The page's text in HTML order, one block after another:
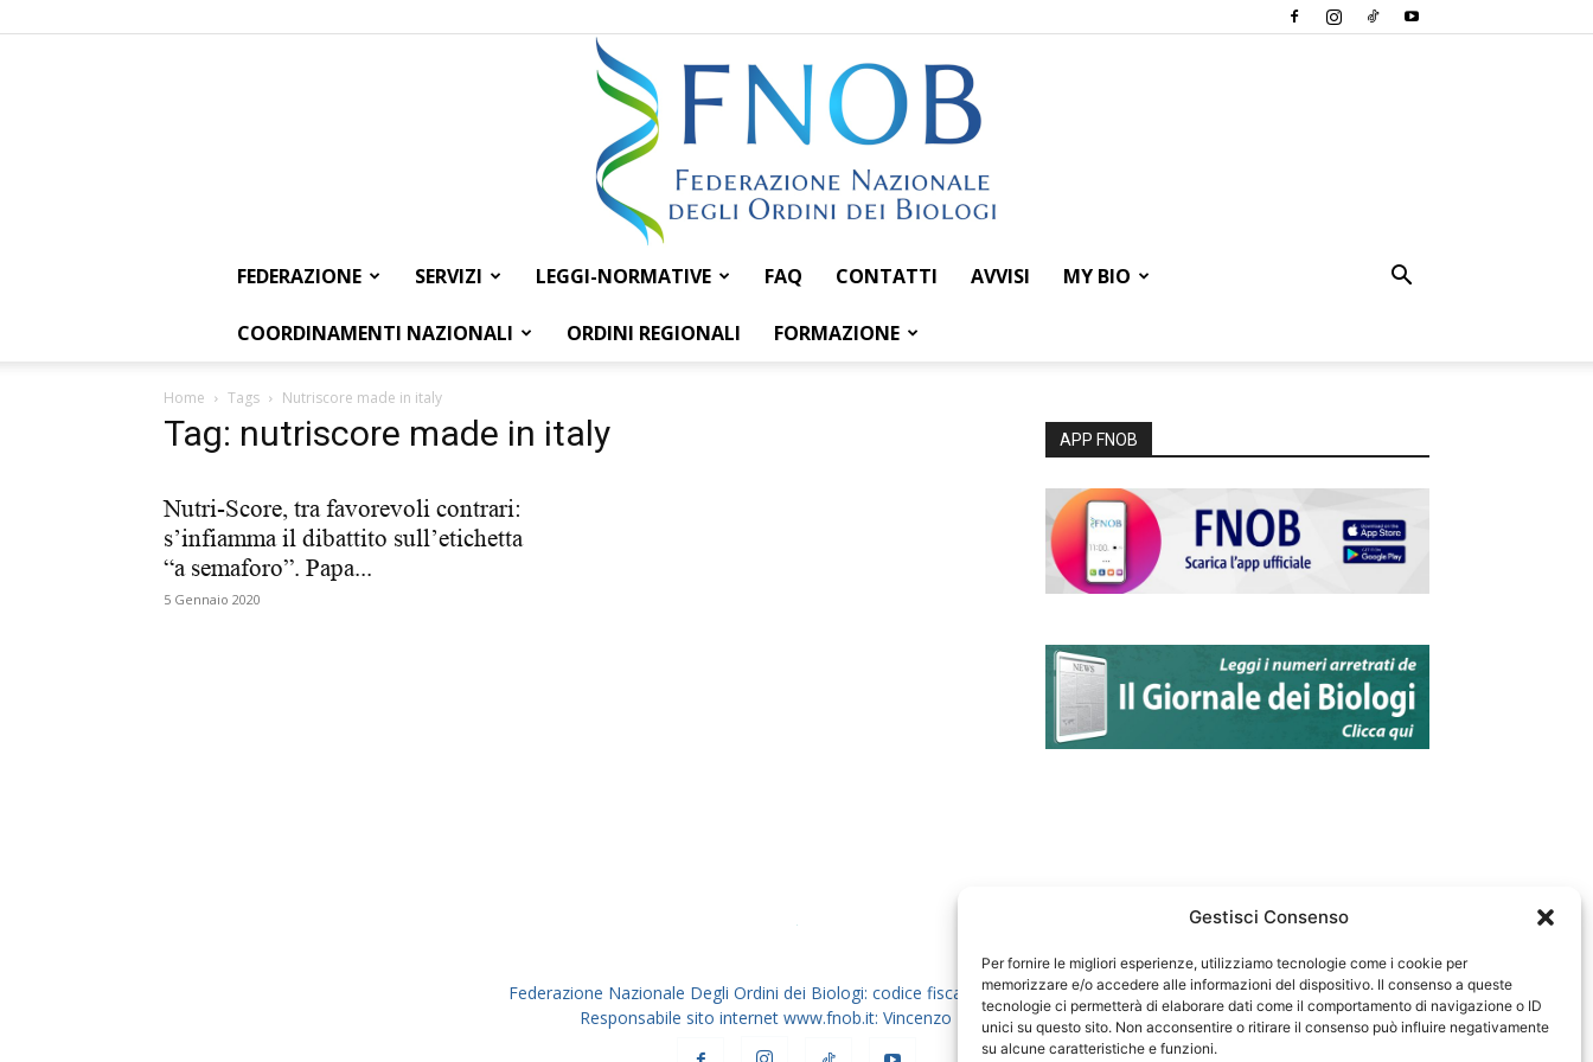
Gestisci Consenso
Per fornire le migliori esperienze, utilizziamo tecnologie come i cookie per
memorizzare e/o accedere alle informazioni del dispositivo. Il consenso a queste
tecnologie ci permetterà di elaborare dati come il comportamento di navigazione o ID
unici su questo sito. Non acconsentire o ritirare il consenso può influire negativamente
su alcune caratteristiche e funzioni.
Federazione
FEDERAZIONE SERVIZI LEGGI-NORMATIVE FAQ CONTATTI AVVISI MY BIO
COORDINAMENTI NAZIONALI ORDINI REGIONALI FORMAZIONE
Home Tags Nutriscore made in italy
Tag: nutriscore made in italy
Nutri-Score, tra favorevoli contrari:
s’infiamma il dibattito sull’etichetta
“a semaforo”. Papa...
5 Gennaio 2020
APP FNOB
Federazione Nazionale Degli Ordini dei Biologi: codice fiscale 80069130583
Responsabile sito internet www.fnob.it: Vincenzo D'Anna